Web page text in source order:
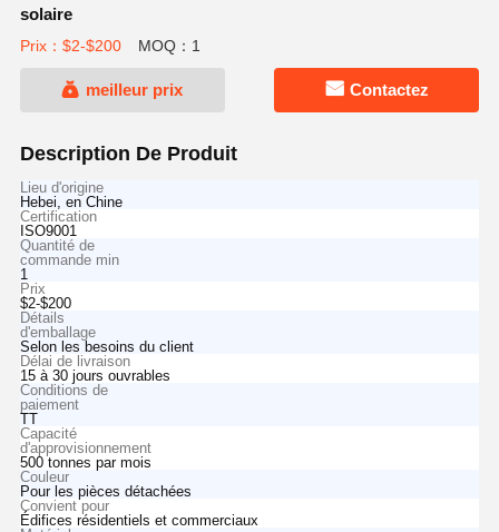
solaire
Prix：$2-$200 MOQ：1
meilleur prix Contactez
Description De Produit
Lieu d'origine
Hebei, en Chine
Certification
ISO9001
Quantité de
commande min
1
Prix
$2-$200
Détails
d'emballage
Selon les besoins du client
Délai de livraison
15 à 30 jours ouvrables
Conditions de
paiement
TT
Capacité
d'approvisionnement
500 tonnes par mois
Couleur
Pour les pièces détachées
Convient pour
Édifices résidentiels et commerciaux